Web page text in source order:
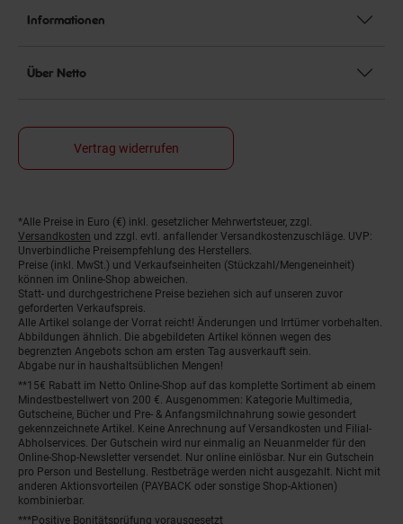
Informationen
Über Netto
Vertrag widerrufen
Fußnoten
*Alle Preise in Euro (€) inkl. gesetzlicher Mehrwertsteuer, zzgl.
Versandkosten und zzgl. evtl. anfallender Versandkostenzuschläge. UVP:
Unverbindliche Preisempfehlung des Herstellers.
Preise (inkl. MwSt.) und Verkaufseinheiten (Stückzahl/Mengeneinheit)
können im Online-Shop abweichen.
Statt- und durchgestrichene Preise beziehen sich auf unseren zuvor
geforderten Verkaufspreis.
Alle Artikel solange der Vorrat reicht! Änderungen und Irrtümer vorbehalten.
Abbildungen ähnlich. Die abgebildeten Artikel können wegen des
begrenzten Angebots schon am ersten Tag ausverkauft sein.
Abgabe nur in haushaltsüblichen Mengen!
**15€ Rabatt im Netto Online-Shop auf das komplette Sortiment ab einem
Mindestbestellwert von 200 €. Ausgenommen: Kategorie Multimedia,
Gutscheine, Bücher und Pre- & Anfangsmilchnahrung sowie gesondert
gekennzeichnete Artikel. Keine Anrechnung auf Versandkosten und Filial-
Abholservices. Der Gutschein wird nur einmalig an Neuanmelder für den
Online-Shop-Newsletter versendet. Nur online einlösbar. Nur ein Gutschein
pro Person und Bestellung. Restbeträge werden nicht ausgezahlt. Nicht mit
anderen Aktionsvorteilen (PAYBACK oder sonstige Shop-Aktionen)
kombinierbar.
***Positive Bonitätsprüfung vorausgesetzt